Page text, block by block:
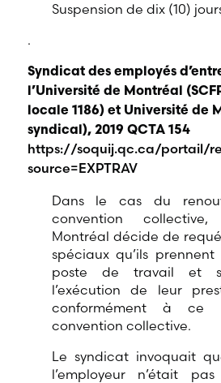
Suspension de dix (10)
.
Syndicat des employés
l’Université de Montréal
locale 1186) et Université de
syndical), 2019 QCTA 154
https://soquij.qc.ca/portail/
source=EXPTRAV
Dans le cas du
convention collective,
Montréal décide de
spéciaux qu’ils
poste de travail et
l’exécution de leur
conformément à ce
convention collective.
Le syndicat invoquait
l’employeur n’était